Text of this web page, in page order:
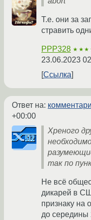
Т.е. они за
стравить
PPP328
23.06.2023
Ссылка
Ответ на:
+00:00
Хреного
так по
Не всё
дикарей в
признаку на
до середины